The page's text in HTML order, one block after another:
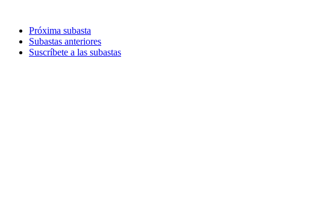
contenidoPróxima subasta
Subastas anteriores
Suscríbete a las subastas